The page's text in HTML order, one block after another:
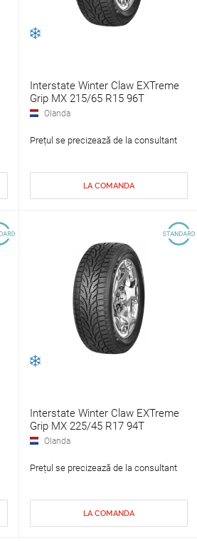
Interstate Winter Claw EXTreme
Grip MX 215/65 R15 96T
Olanda
Prețul se precizează de la consultant
LA COMANDA
Interstate Winter Claw EXTreme
Grip MX 225/45 R17 94T
Olanda
Prețul se precizează de la consultant
LA COMANDA